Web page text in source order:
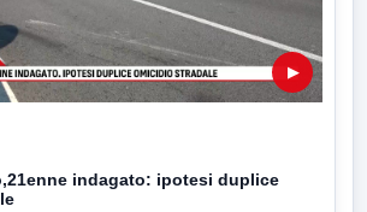
▶
indagato: ipotesi duplice